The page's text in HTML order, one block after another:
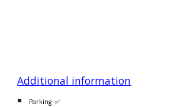
Additional information
Parking ✅